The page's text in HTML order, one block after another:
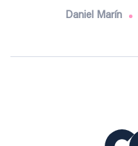
Daniel Marín